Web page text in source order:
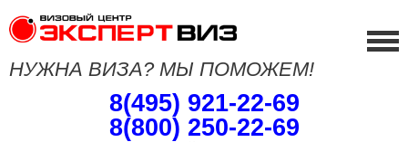
НУЖНА ВИЗА? МЫ ПОМОЖЕМ!
8(495) 921-22-69
8(800) 250-22-69